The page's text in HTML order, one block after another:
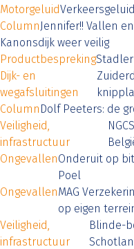
Motorgeluid
ColumnJennifer!! Vallen
Kanonsdijk weer veilig
Productbespreking
Dijk- en
wegafsluitingen
Column Dolf Peeters: de
Veiligheid,
infrastructuur
OngevallenOnderuit op
Poel
OngevallenMAG
op eigen
Veiligheid,
infrastructuur
Blinde-